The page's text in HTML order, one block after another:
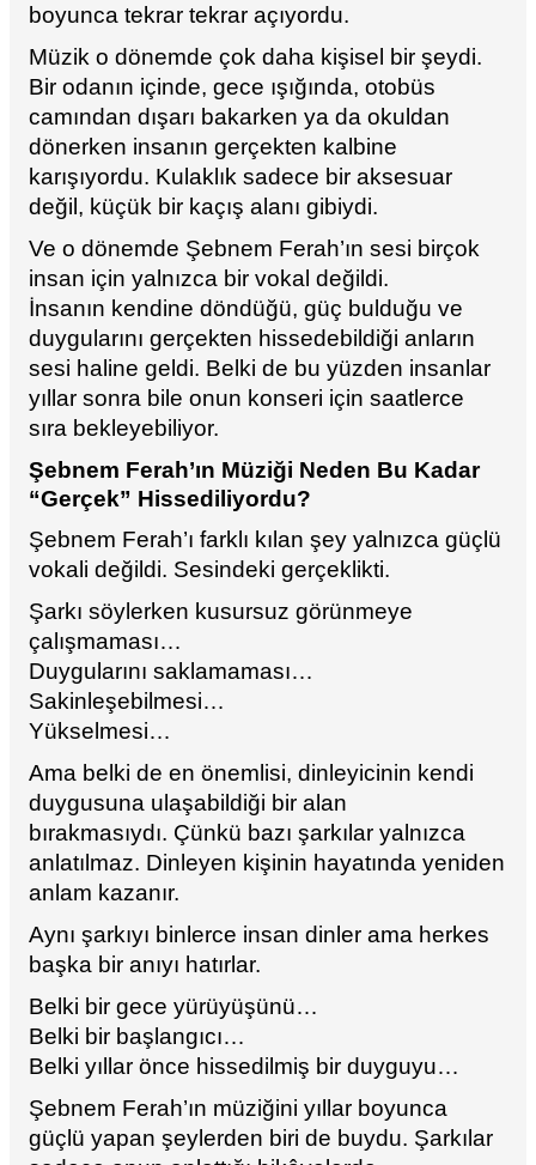
boyunca tekrar tekrar açıyordu.
Müzik o dönemde çok daha kişisel bir şeydi.
Bir odanın içinde, gece ışığında, otobüs
camından dışarı bakarken ya da okuldan
dönerken insanın gerçekten kalbine
karışıyordu. Kulaklık sadece bir aksesuar
değil, küçük bir kaçış alanı gibiydi.
Ve o dönemde Şebnem Ferah’ın sesi birçok
insan için yalnızca bir vokal değildi.
İnsanın kendine döndüğü, güç bulduğu ve
duygularını gerçekten hissedebildiği anların
sesi haline geldi. Belki de bu yüzden insanlar
yıllar sonra bile onun konseri için saatlerce
sıra bekleyebiliyor.
Şebnem Ferah’ın Müziği Neden Bu Kadar
“Gerçek” Hissediliyordu?
Şebnem Ferah’ı farklı kılan şey yalnızca güçlü
vokali değildi. Sesindeki gerçeklikti.
Şarkı söylerken kusursuz görünmeye
çalışmaması…
Duygularını saklamaması…
Sakinleşebilmesi…
Yükselmesi…
Ama belki de en önemlisi, dinleyicinin kendi
duygusuna ulaşabildiği bir alan
bırakmasıydı. Çünkü bazı şarkılar yalnızca
anlatılmaz. Dinleyen kişinin hayatında yeniden
anlam kazanır.
Aynı şarkıyı binlerce insan dinler ama herkes
başka bir anıyı hatırlar.
Belki bir gece yürüyüşünü…
Belki bir başlangıcı…
Belki yıllar önce hissedilmiş bir duyguyu…
Şebnem Ferah’ın müziğini yıllar boyunca
güçlü yapan şeylerden biri de buydu. Şarkılar